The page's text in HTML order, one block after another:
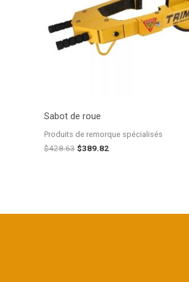
Sabot de roue
Produits de remorque spécialisés
$428.63$389.82